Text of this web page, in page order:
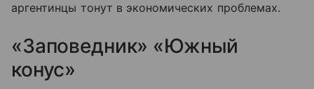
аргентинцы тонут в экономических проблемах.
«Заповедник» «Южный
конус»